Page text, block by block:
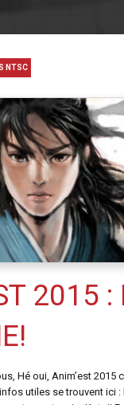
NTSC
2015 :
Hé oui, Anim’est 2015
utiles se trouvent